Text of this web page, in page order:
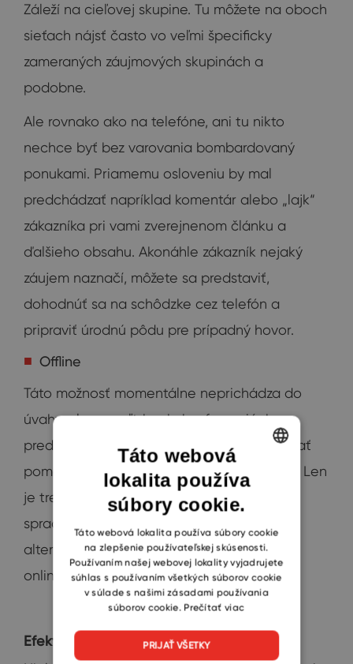
Záleží na cieľovej skupine. Tu môžete na oboch
sieťach nájsť často vo veľmi špecificky
zameraných záujmových skupinách a
podobne.
Ale rovnako ako na telefóne, ani tu nikto
nechce byť bez varovania bombardovaný
ponukami. Priamemu osloveniu by mal
predchádzať napríklad komentár alebo „lajk“
zákazníka pri vami zverejnenom článku a
ďalšieho obsahu. Akonáhle zákazník nejaký
záujem naznačí, môžete sa predstaviť,
dohodnúť sa na schôdzke cez telefón a
pripraviť úrodnú pôdu pre prípadný hovor.
Offline
Táto možnosť momentálne neprichádza do
úvahy, ale na veľtrhoch, konferenciách,
prednáškach a ďalších akciách možno získať
pomerne rýchlo veľké množstvo kontaktov. Len
je treba nezabudnúť na písomný súhlas so
spracovaním osobných údajov. Možnou
alternatívou ale môžu v súčasnej dobe byť
online webináre alebo súťaže.
Efektívna práca s kontaktmi
ENGLISH
SLOVAK
Táto webová
lokalita používa
súbory cookie.
Táto webová lokalita používa súbory cookie
na zlepšenie používateľskej skúsenosti.
Používaním našej webovej lokality vyjadrujete
súhlas s používaním všetkých súborov cookie
v súlade s našimi zásadami používania
súborov cookie. Prečítať viac
PRIJAŤ VŠETKY